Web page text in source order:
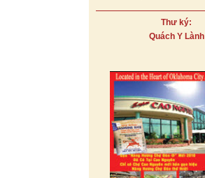
Thư ký:
Quách Y Lành